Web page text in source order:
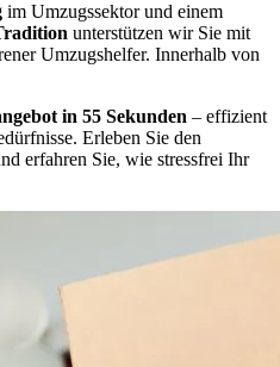
im Umzugssektor und einem
unterstützen wir Sie mit
Umzugshelfer. Innerhalb von
in 55 Sekunden – effizient
Erleben Sie den
erfahren Sie, wie stressfrei Ihr